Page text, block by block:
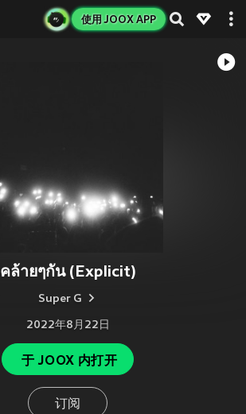
使用 JOOX APP
คล้ายๆกัน (Explicit)
Super G
2022年8月22日
于 JOOX 内打开
订阅